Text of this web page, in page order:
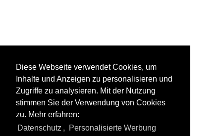
Diese Webseite verwendet Cookies, um
Inhalte und Anzeigen zu personalisieren und
Zugriffe zu analysieren. Mit der Nutzung
stimmen Sie der Verwendung von Cookies
zu. Mehr erfahren:
Datenschutz , Personalisierte Werbung